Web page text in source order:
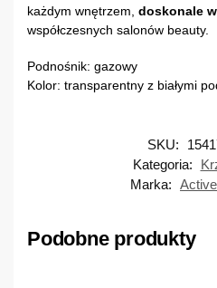
każdym wnętrzem, doskonale
współczesnych salonów beauty.
Podnośnik: gazowy
Kolor: transparentny z białymi
SKU:
Kategoria:
Marka:
Podobne produkty